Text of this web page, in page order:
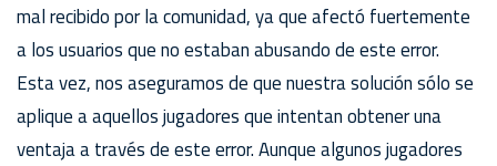
mal recibido por la comunidad, ya que afectó fuertemente
a los usuarios que no estaban abusando de este error.
Esta vez, nos aseguramos de que nuestra solución sólo se
aplique a aquellos jugadores que intentan obtener una
ventaja a través de este error. Aunque algunos jugadores